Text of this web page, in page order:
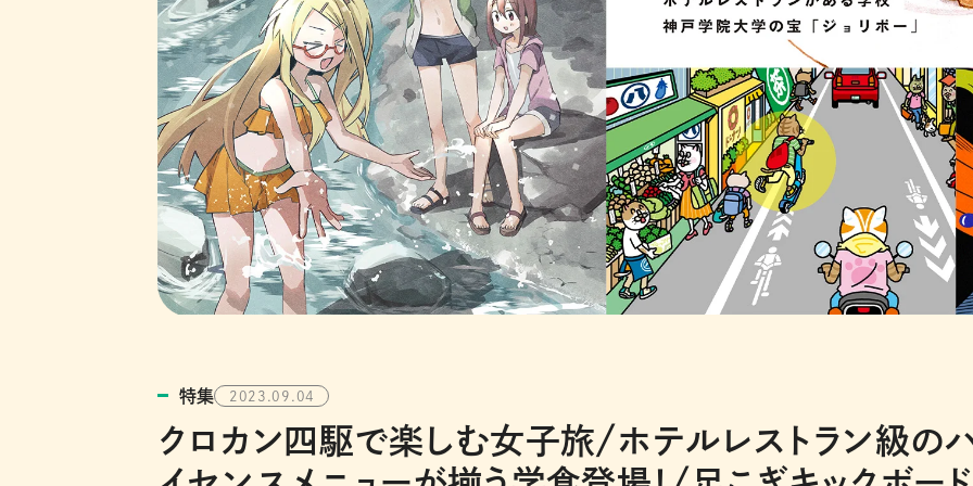
特集 2023.09.04
クロカン四駆で楽しむ女子旅/ホテルレストラン級の